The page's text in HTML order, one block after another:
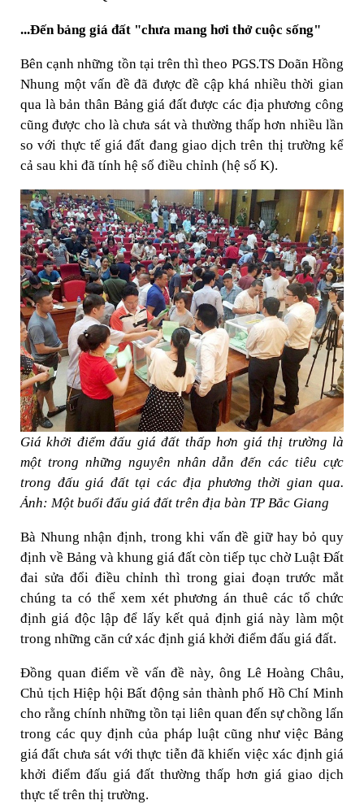
...Đến bảng giá đất "chưa mang hơi thở cuộc sống"
Bên cạnh những tồn tại trên thì theo PGS.TS Doãn Hồng
Nhung một vấn đề đã được đề cập khá nhiều thời gian
qua là bản thân Bảng giá đất được các địa phương công
cũng được cho là chưa sát và thường thấp hơn nhiều lần
so với thực tế giá đất đang giao dịch trên thị trường kể
cả sau khi đã tính hệ số điều chỉnh (hệ số K).
Giá khởi điểm đấu giá đất thấp hơn giá thị trường là
một trong những nguyên nhân dẫn đến các tiêu cực
trong đấu giá đất tại các địa phương thời gian qua.
Ảnh: Một buổi đấu giá đất trên địa bàn TP Bắc Giang
Bà Nhung nhận định, trong khi vấn đề giữ hay bỏ quy
định về Bảng và khung giá đất còn tiếp tục chờ Luật Đất
đai sửa đổi điều chỉnh thì trong giai đoạn trước mắt
chúng ta có thể xem xét phương án thuê các tổ chức
định giá độc lập để lấy kết quả định giá này làm một
trong những căn cứ xác định giá khởi điểm đấu giá đất.
Đồng quan điểm về vấn đề này, ông Lê Hoàng Châu,
Chủ tịch Hiệp hội Bất động sản thành phố Hồ Chí Minh
cho rằng chính những tồn tại liên quan đến sự chồng lấn
trong các quy định của pháp luật cũng như việc Bảng
giá đất chưa sát với thực tiễn đã khiến việc xác định giá
khởi điểm đấu giá đất thường thấp hơn giá giao dịch
thực tế trên thị trường.